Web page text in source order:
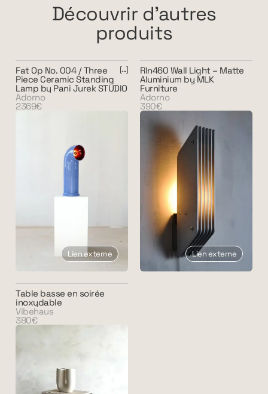
Découvrir d'autres
produits
Fat Op No. 004 / Three
Piece Ceramic Standing
Lamp by Pani Jurek STUDIO
Adorno
2369€
Lien externe
Rln460 Wall Light – Matte
Aluminium by MLK
Furniture
Adorno
390€
Lien externe
Table basse en soirée
inoxydable
Vibehaus
380€